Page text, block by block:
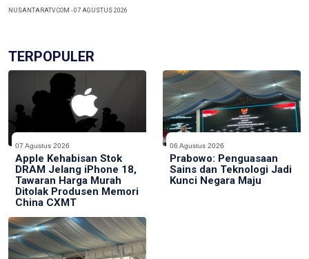
NUSANTARATV.COM - 07 AGUSTUS 2026
TERPOPULER
07 Agustus 2026
Apple Kehabisan Stok
DRAM Jelang iPhone 18,
Tawaran Harga Murah
Ditolak Produsen Memori
China CXMT
06 Agustus 2026
Prabowo: Penguasaan
Sains dan Teknologi Jadi
Kunci Negara Maju